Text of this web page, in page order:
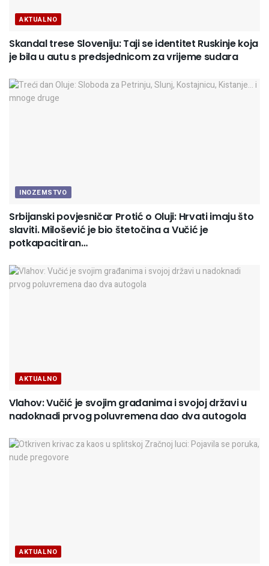
AKTUALNO
Skandal trese Sloveniju: Taji se identitet Ruskinje koja
je bila u autu s predsjednicom za vrijeme sudara
INOZEMSTVO
Srbijanski povjesničar Protić o Oluji: Hrvati imaju što
slaviti. Milošević je bio štetočina a Vučić je
potkapacitiran…
AKTUALNO
Vlahov: Vučić je svojim građanima i svojoj državi u
nadoknadi prvog poluvremena dao dva autogola
AKTUALNO